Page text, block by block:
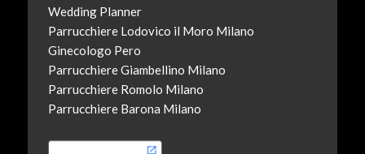
Wedding Planner
Parrucchiere Lodovico il Moro Milano
Ginecologo Pero
Parrucchiere Giambellino Milano
Parrucchiere Romolo Milano
Parrucchiere Barona Milano